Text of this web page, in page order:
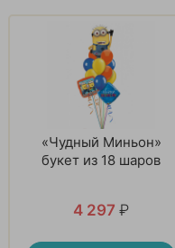
«Чудный Миньон»
букет из 18 шаров
4 297 ₽